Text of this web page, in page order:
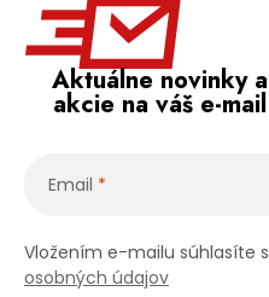
Aktuálne novinky a
akcie na váš e-mail
Email
Vložením e-mailu súhlasíte s
osobných údajov